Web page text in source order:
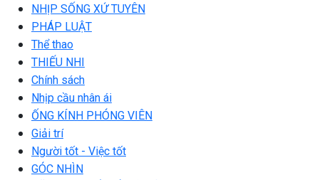
NHỊP SỐNG XỨ TUYÊN
PHÁP LUẬT
Thể thao
THIẾU NHI
Chính sách
Nhịp cầu nhân ái
ỐNG KÍNH PHÓNG VIÊN
Giải trí
Người tốt - Việc tốt
GÓC NHÌN